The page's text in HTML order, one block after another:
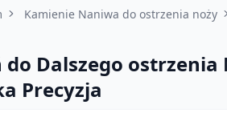
Kamienie Naniwa do ostrzenia noży
do Dalszego ostrzenia
Precyzja